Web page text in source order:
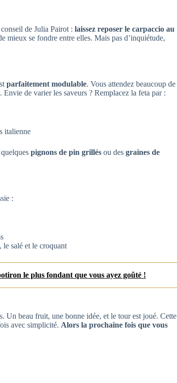
de Julia Pairot : laissez reposer le carpaccio au
mieux se fondre entre elles. Mais pas d’inquiétude,
parfaitement modulable. Vous attendez beaucoup de
de varier les saveurs ? Remplacez la feta par :
italienne
pignons de pin grillés ou des graines de
:
le salé et le croquant
le plus fondant que vous ayez goûté !
Un beau fruit, une bonne idée, et le tour est joué. Cette
avec simplicité. Alors la prochaine fois que vous